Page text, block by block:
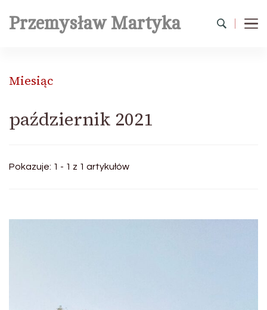
Przemysław Martyka
Miesiąc
październik 2021
Pokazuje: 1 - 1 z 1 artykułów